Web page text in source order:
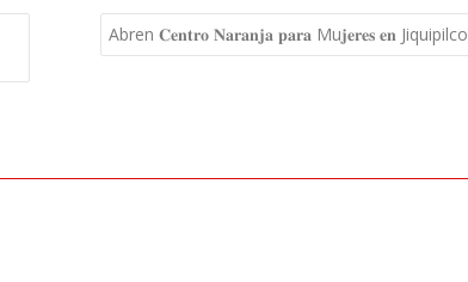
Abren 𝐂𝐞𝐧𝐭𝐫𝐨 𝐍𝐚𝐫𝐚𝐧𝐣𝐚 𝐩𝐚𝐫𝐚 Mu𝐣𝐞𝐫𝐞𝐬 𝐞𝐧 Jiquipilco